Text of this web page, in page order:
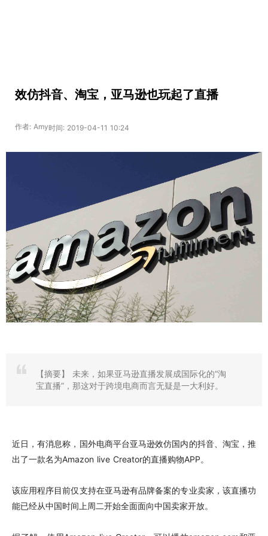
效仿抖音、淘宝，亚马逊也玩起了直播
作者: Amy时间: 2019-04-11 10:24
【摘要】
未来，如果亚马逊直播发展成国际化的“淘
宝直播”，那这对于跨境电商而言无疑是一大利好。
近日，有消息称，国外电商平台亚马逊效仿国内的抖音、淘宝，推
出了一款名为Amazon live Creator的直播购物APP。
该应用程序目前仅支持在亚马逊有品牌备案的专业卖家，该直播功
能已经从中国时间上周二开始全面面向中国卖家开放。